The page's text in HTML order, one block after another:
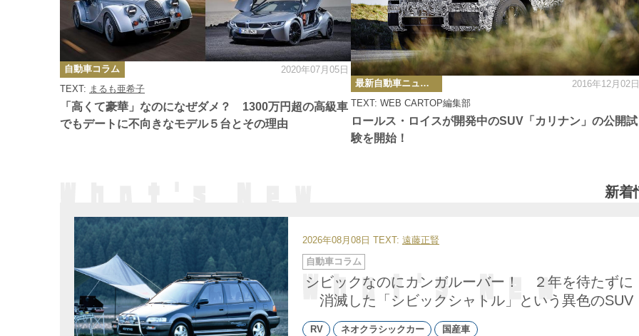
「高くて豪華」なのになぜダメ？ 1300万円超の高級車
でもデートに不向きなモデル５台とその理由
TEXT: まるも亜希子
カ
テ
ゴ
リ
ー
自動車コラム 2020年07月05日
ロールス・ロイスが開発中のSUV「カリナン」の公開試
験を開始！
TEXT: WEB CARTOP編集部
カ
テ
ゴ
リ
最新自動車ニュース 2016年12月02日
新着
2026年08月08日 TEXT: 遠藤正賢
シビックなのにカンガルーバー！ ２年を待たずに
消滅した「シビックシャトル」という異色のSUV
カ
テ
ゴ
リ
ー
自動車コラム
RV ネオクラシックカー 国産車